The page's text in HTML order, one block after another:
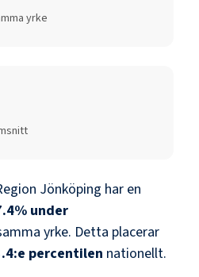
yrke
Jönköping har en
% under
yrke. Detta placerar
:e percentilen nationellt.